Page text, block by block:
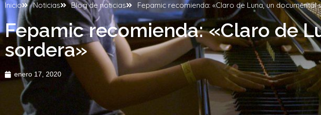
Inicio Noticias Blog de noticias Fepamic recomienda: «Claro de Luna, un
Fepamic recomienda: «Claro de
sordera»
enero 17, 2020